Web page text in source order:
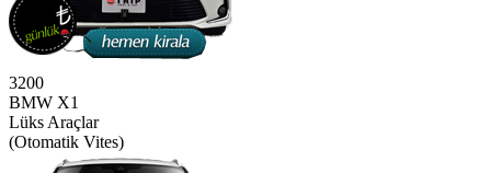
3200
BMW X1
Lüks Araçlar
(Otomatik Vites)